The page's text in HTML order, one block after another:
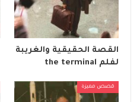
القصة الحقيقية والغريبة
لفلم the terminal
قصص مميزة